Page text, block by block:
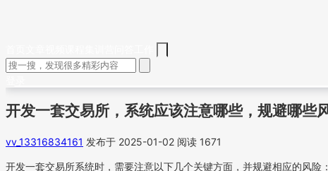
开发一套交易所，系统应该注意哪些，规避哪些
vv_13316834161 发布于 2025-01-02 阅读 1671
开发一套交易所系统时，需要注意以下几个关键方面，并规避相应的风